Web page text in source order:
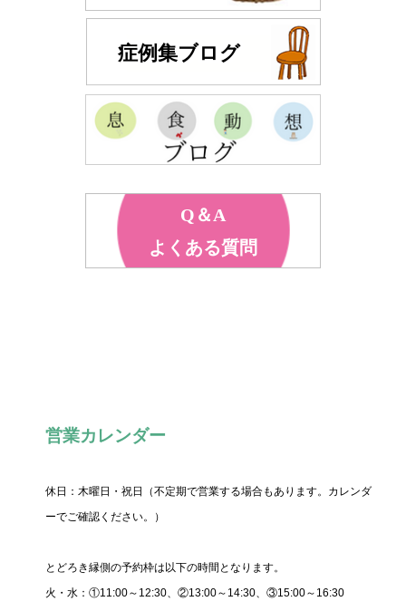
症例集ブログ
Q＆A
よくある質問
営業カレンダー
休日：木曜日・祝日（不定期で営業する場合もあります。カレンダ
ーでご確認ください。）
とどろき縁側の予約枠は以下の時間となります。
火・水：①11:00～12:30、②13:00～14:30、③15:00～16:30